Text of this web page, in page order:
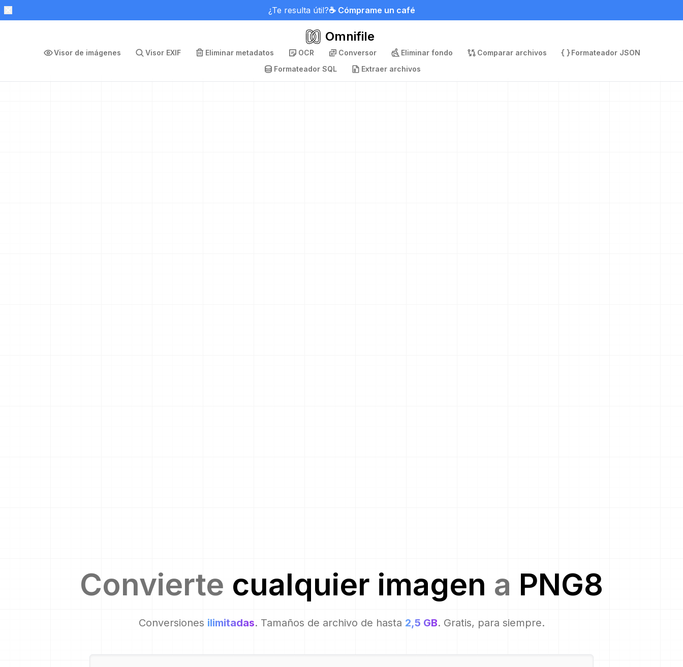
¿Te resulta útil?☕ Cómprame un café
Omnifile
Visor de imágenes Visor EXIF Eliminar metadatos OCR Conversor Eliminar fondo Comparar archivos
Formateador JSON
Formateador SQL
Extraer archivos
Convierte cualquier imagen a PNG8
Conversiones ilimitadas. Tamaños de archivo de hasta 2,5 GB. Gratis, para siempre.